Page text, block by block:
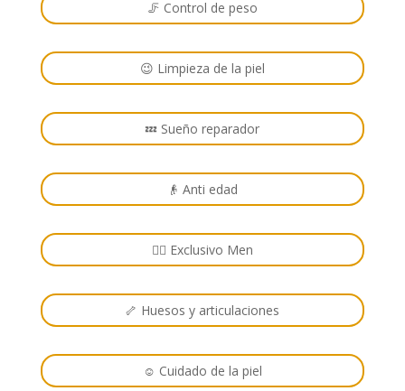
🦵 Control de peso
😉 Limpieza de la piel
💤 Sueño reparador
👴 Anti edad
🙋‍♂️ Exclusivo Men
🦴 Huesos y articulaciones
☺️ Cuidado de la piel